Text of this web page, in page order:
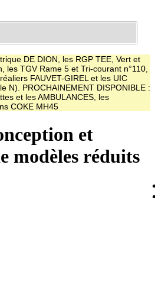
DE DION, les RGP TEE, Vert et
les TGV Rame 5 et Tri-courant n°110,
FAUVET-GIREL et les UIC
N). PROCHAINEMENT DISPONIBLE :
et les AMBULANCES, les
COKE MH45
et
modèles réduits